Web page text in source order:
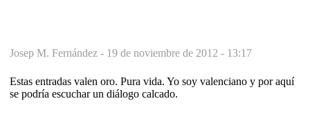
Josep M. Fernández - 19 de noviembre de 2012 - 13:17
Estas entradas valen oro. Pura vida. Yo soy valenciano y por aquí
se podría escuchar un diálogo calcado.